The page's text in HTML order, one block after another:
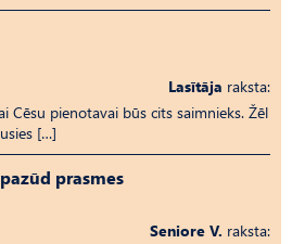
Lasītāja raksta:
Cēsu pienotavai būs cits saimnieks. Žēl
[…]
prasmes
Seniore V. raksta: